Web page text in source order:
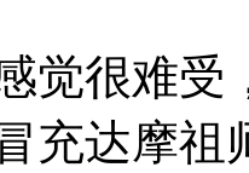
很难受
充达摩